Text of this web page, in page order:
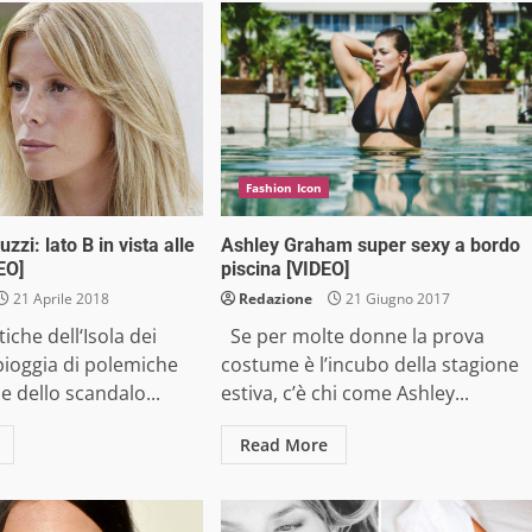
lato B in vista alle
21 Aprile 2018
dell‘Isola dei
di polemiche
dello scandalo...
Fashion Icon
Ashley Graham super sexy a bordo
piscina [VIDEO]
Redazione 21 Giugno 2017
Se per molte donne la prova
costume è l’incubo della stagione
estiva, c’è chi come Ashley...
Read More